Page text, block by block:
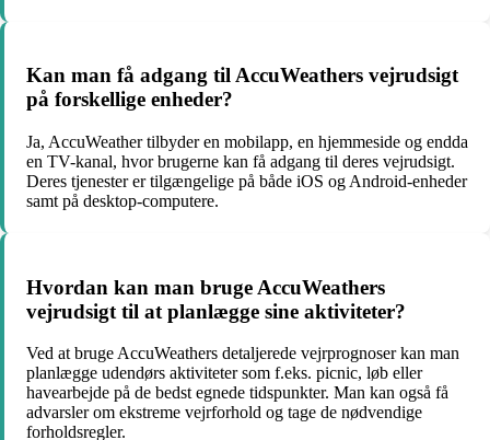
Kan man få adgang til AccuWeathers vejrudsigt
på forskellige enheder?
Ja, AccuWeather tilbyder en mobilapp, en hjemmeside og endda
en TV-kanal, hvor brugerne kan få adgang til deres vejrudsigt.
Deres tjenester er tilgængelige på både iOS og Android-enheder
samt på desktop-computere.
Hvordan kan man bruge AccuWeathers
vejrudsigt til at planlægge sine aktiviteter?
Ved at bruge AccuWeathers detaljerede vejrprognoser kan man
planlægge udendørs aktiviteter som f.eks. picnic, løb eller
havearbejde på de bedst egnede tidspunkter. Man kan også få
advarsler om ekstreme vejrforhold og tage de nødvendige
forholdsregler.